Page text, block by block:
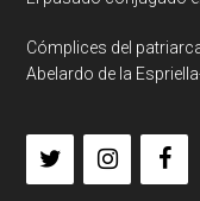
Cómplices del
Abelardo de la